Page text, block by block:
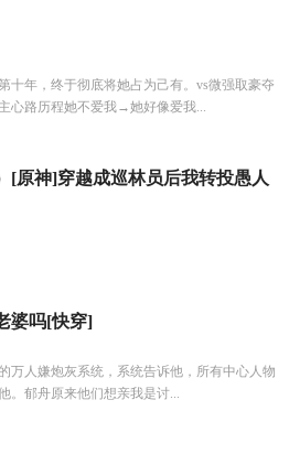
十年，终于彻底将她占为己有。vs微强取豪夺
心路历程她不爱我→她好像爱我...
[原神]穿越成巡林员后我转投愚人
婆吗[快穿]
万人嫌炮灰系统，系统告诉他，所有中心人物
。郁舟原来他们想亲我是讨...